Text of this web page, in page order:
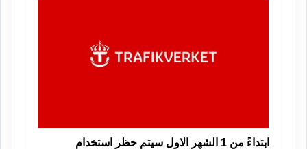
ابتداءً من 1 الشهر الاول سيتم حظر استخدام